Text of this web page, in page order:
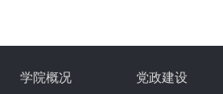
学院概况 党政建设